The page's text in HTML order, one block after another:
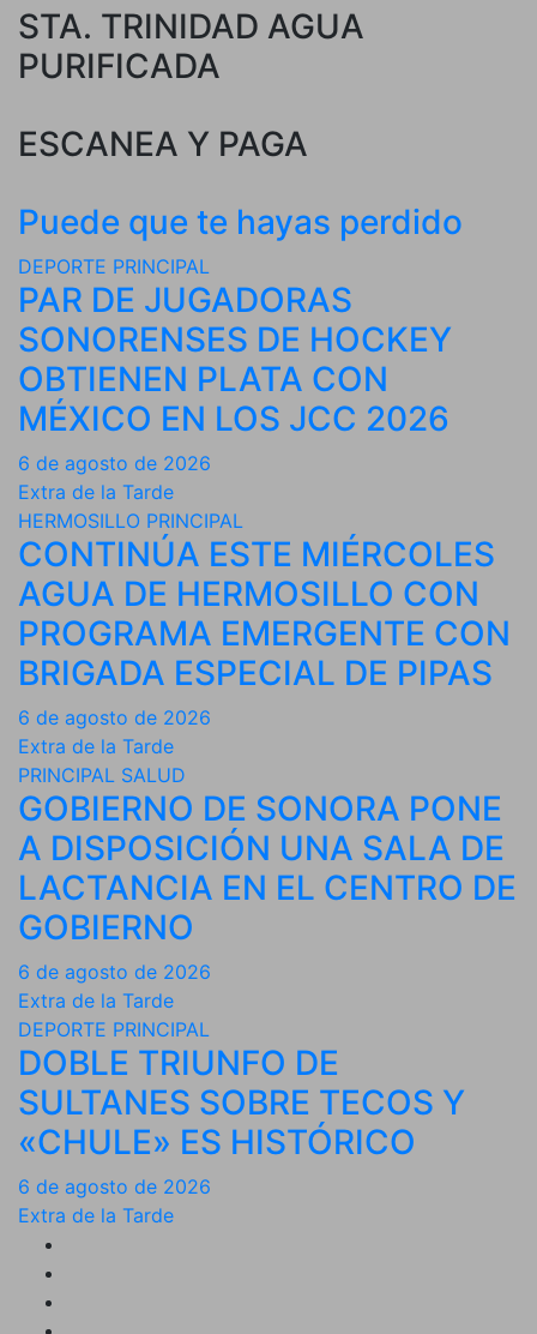
STA. TRINIDAD AGUA
PURIFICADA
ESCANEA Y PAGA
Puede que te hayas perdido
DEPORTE PRINCIPAL
PAR DE JUGADORAS
SONORENSES DE HOCKEY
OBTIENEN PLATA CON
MÉXICO EN LOS JCC 2026
6 de agosto de 2026
Extra de la Tarde
HERMOSILLO PRINCIPAL
CONTINÚA ESTE MIÉRCOLES
AGUA DE HERMOSILLO CON
PROGRAMA EMERGENTE CON
BRIGADA ESPECIAL DE PIPAS
6 de agosto de 2026
Extra de la Tarde
PRINCIPAL SALUD
GOBIERNO DE SONORA PONE
A DISPOSICIÓN UNA SALA DE
LACTANCIA EN EL CENTRO DE
GOBIERNO
6 de agosto de 2026
Extra de la Tarde
DEPORTE PRINCIPAL
DOBLE TRIUNFO DE
SULTANES SOBRE TECOS Y
«CHULE» ES HISTÓRICO
6 de agosto de 2026
Extra de la Tarde